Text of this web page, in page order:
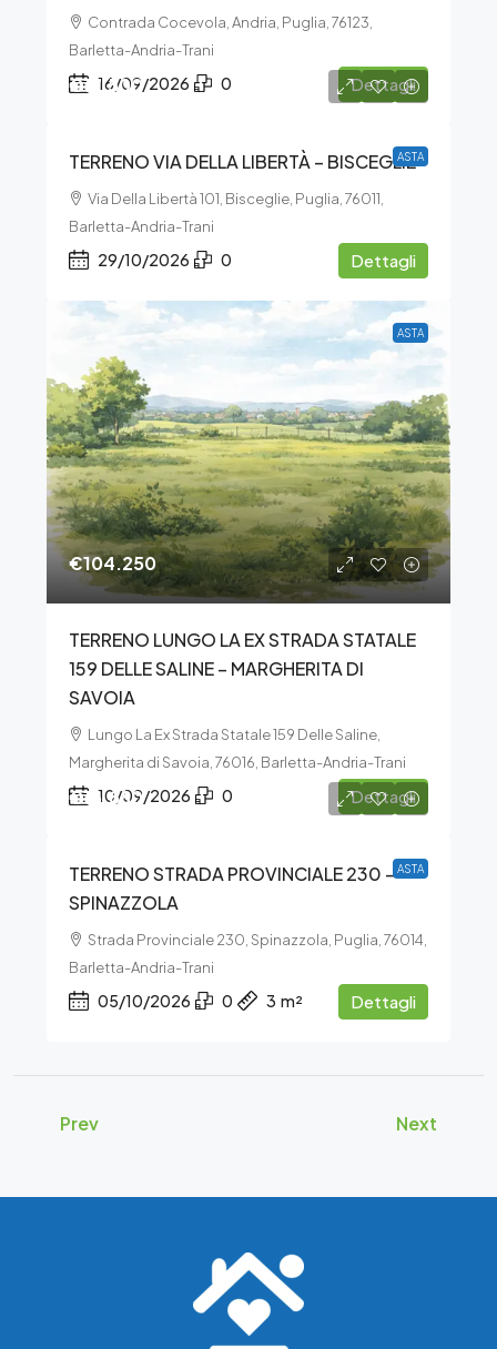
Contrada Cocevola, Andria, Puglia, 76123,
Barletta-Andria-Trani
16/09/2026 0 Dettagli
ASTA
€17.500
TERRENO VIA DELLA LIBERTÀ – BISCEGLIE
Via Della Libertà 101, Bisceglie, Puglia, 76011,
Barletta-Andria-Trani
29/10/2026 0 Dettagli
ASTA
€104.250
TERRENO LUNGO LA EX STRADA STATALE
159 DELLE SALINE – MARGHERITA DI
SAVOIA
Lungo La Ex Strada Statale 159 Delle Saline,
Margherita di Savoia, 76016, Barletta-Andria-Trani
10/09/2026 0 Dettagli
ASTA
€16.880
TERRENO STRADA PROVINCIALE 230 –
SPINAZZOLA
Strada Provinciale 230, Spinazzola, Puglia, 76014,
Barletta-Andria-Trani
05/10/2026 0 3 m² Dettagli
Prev Next